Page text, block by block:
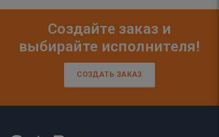
Создайте заказ и
выбирайте исполнителя!
СОЗДАТЬ ЗАКАЗ